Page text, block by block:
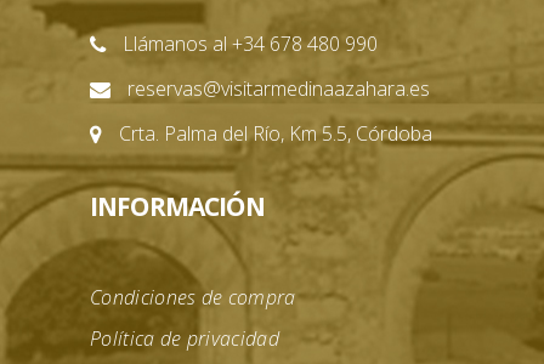
Llámanos al +34 678 480 990
reservas@visitarmedinaazahara.es
Crta. Palma del Río, Km 5.5, Córdoba
INFORMACIÓN
Condiciones de compra
Política de privacidad